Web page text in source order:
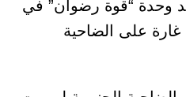
وحدة “قوة رضوان” في
على الضاحية